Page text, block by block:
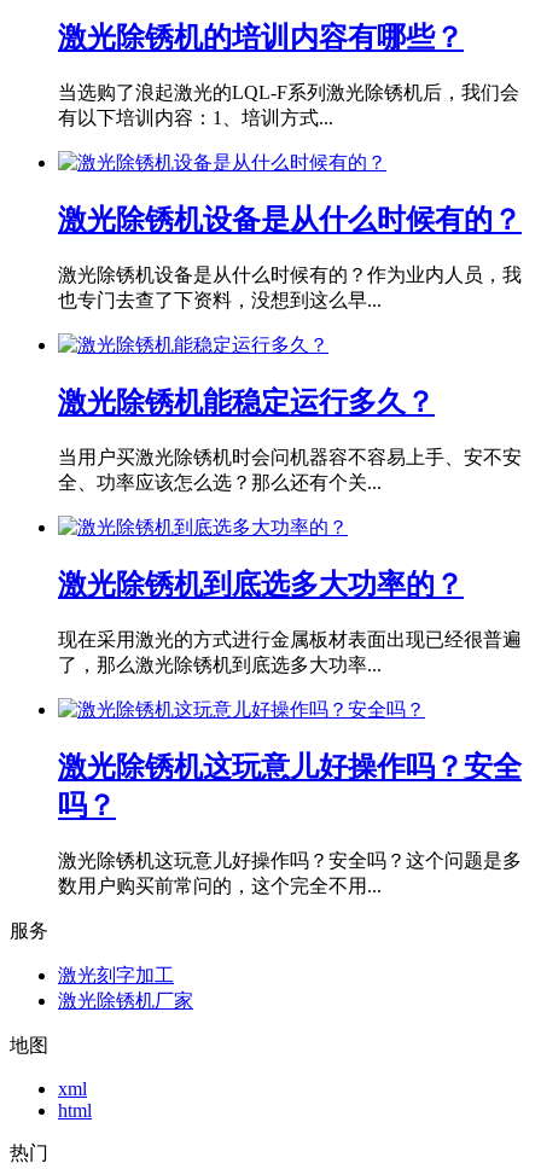
激光除锈机的培训内容有哪些？
当选购了浪起激光的LQL-F系列激光除锈机后，我们会
有以下培训内容：1、培训方式...
激光除锈机设备是从什么时候有的？
激光除锈机设备是从什么时候有的？作为业内人员，我
也专门去查了下资料，没想到这么早...
激光除锈机能稳定运行多久？
当用户买激光除锈机时会问机器容不容易上手、安不安
全、功率应该怎么选？那么还有个关...
激光除锈机到底选多大功率的？
现在采用激光的方式进行金属板材表面出现已经很普遍
了，那么激光除锈机到底选多大功率...
激光除锈机这玩意儿好操作吗？安全
吗？
激光除锈机这玩意儿好操作吗？安全吗？这个问题是多
数用户购买前常问的，这个完全不用...
服务
激光刻字加工
激光除锈机厂家
地图
xml
html
热门